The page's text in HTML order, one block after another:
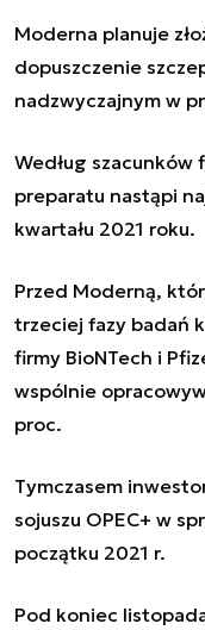
Moderna planuje
dopuszczenie
nadzwyczajnym w
Według szacunków
preparatu nastąpi
kwartału 2021 roku.
Przed Moderną,
trzeciej fazy badań
firmy BioNTech i
wspólnie
proc.
Tymczasem
sojuszu OPEC+ w
początku 2021 r.
Pod koniec